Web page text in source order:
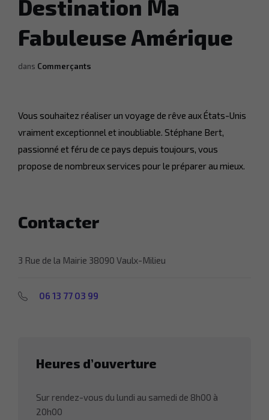
Destination Ma
Fabuleuse Amérique
dans Commerçants
Vous souhaitez réaliser un voyage de rêve aux États-Unis
vraiment exceptionnel et inoubliable. Stéphane Bert,
passionné et féru de ce pays depuis toujours, vous
propose de nombreux services pour le préparer au mieux.
Contacter
3 Rue de la Mairie 38090 Vaulx-Milieu
06 13 77 03 99
Heures d’ouverture
Sur rendez-vous du lundi au samedi de 8h00 à
20h00